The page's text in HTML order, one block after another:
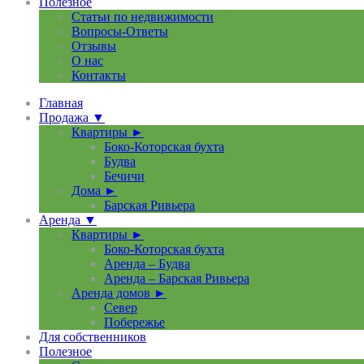
Статьи по недвижимости
Вопросы-Ответы
Отзывы
О нас
Контакты
Главная
Продажа ▼
Квартиры ►
Боко-Которская бухта
Будва
Бечичи
Дома ►
Барская Ривьера
Аренда ▼
Квартиры ►
Боко-Которская бухта
Аренда – Будва
Аренда – Барская Ривьера
Аренда домов ►
Север
Побережье
Для собственников
Полезное